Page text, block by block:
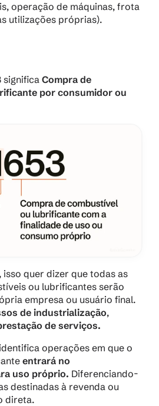
operação de máquinas, frota
utilizações próprias).
significa Compra de
por consumidor ou
quer dizer que todas as
ou lubrificantes serão
empresa ou usuário final.
de industrialização
de serviços.
operações em que o
entrará no
uso próprio. Diferenciando-
destinadas à revenda ou
direta.